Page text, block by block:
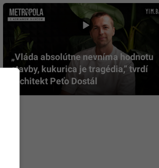
„Vláda absolútne nevníma hodnotu
stavby, kukurica je tragédia,” tvrdí
architekt Peťo Dostál